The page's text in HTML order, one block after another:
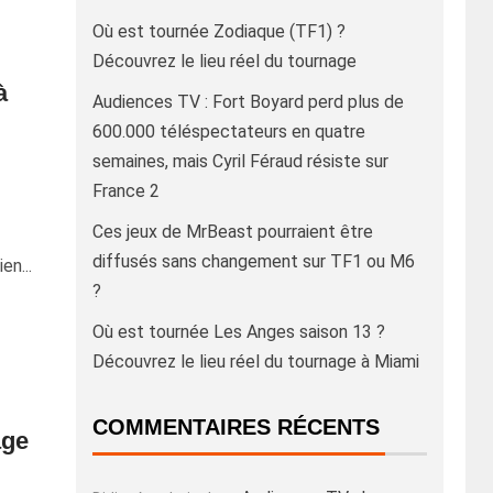
Où est tournée Zodiaque (TF1) ?
Découvrez le lieu réel du tournage
Audiences TV : Fort Boyard perd plus de
600.000 téléspectateurs en quatre
semaines, mais Cyril Féraud résiste sur
France 2
Ces jeux de MrBeast pourraient être
diffusés sans changement sur TF1 ou M6
?
Où est tournée Les Anges saison 13 ?
Découvrez le lieu réel du tournage à Miami
COMMENTAIRES RÉCENTS